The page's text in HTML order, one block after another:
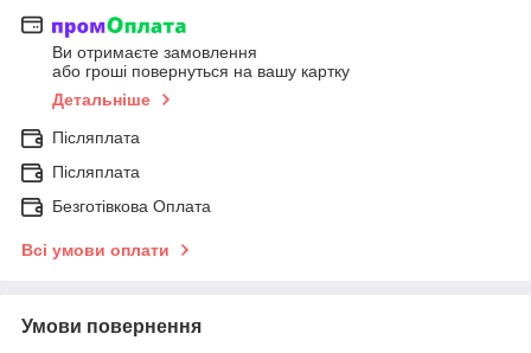
Ви отримаєте замовлення
або гроші повернуться на вашу картку
Детальніше
Післяплата
Післяплата
Безготівкова Оплата
Всі умови оплати
Умови повернення